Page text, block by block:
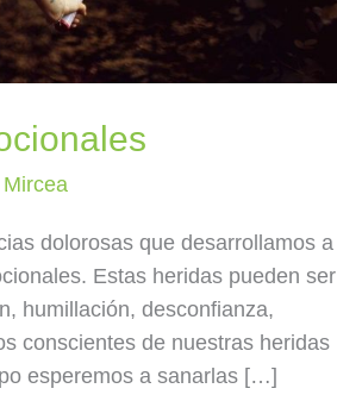
dolorosas que desarrollamos a
Estas heridas pueden ser
humillación, desconfianza,
conscientes de nuestras heridas
esperemos a sanarlas […]